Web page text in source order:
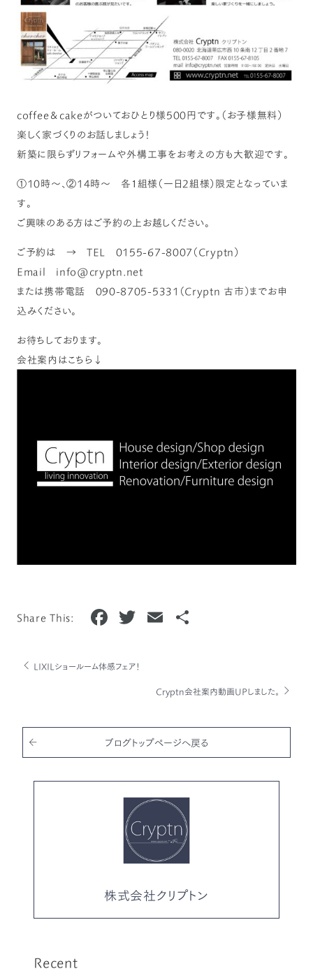
coffee＆cakeがついておひとり様500円です。（お子様無料）
楽しく家づくりのお話しましょう！
新築に限らずリフォームや外構工事をお考えの方も大歓迎です。
①10時～、②14時～ 各１組様（一日2組様）限定となっていま
す。
ご興味のある方はご予約の上お越しください。
ご予約は → TEL 0155-67-8007（Cryptn）
Email info@cryptn.net
または携帯電話 090-8705-5331（Cryptn 古市）までお申
込みください。
お待ちしております。
会社案内はこちら↓
Share This: F
c
o
o
k
T
it
te
E
l
LIXILショールーム体感フェア！
Cryptn会社案内動画UPしました。
ブログトップページへ戻る
株式会社クリプトン
Recent